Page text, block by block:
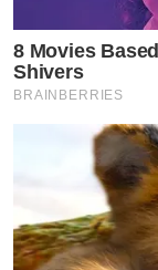
8 Movies
Shivers
BRAINBERRIES